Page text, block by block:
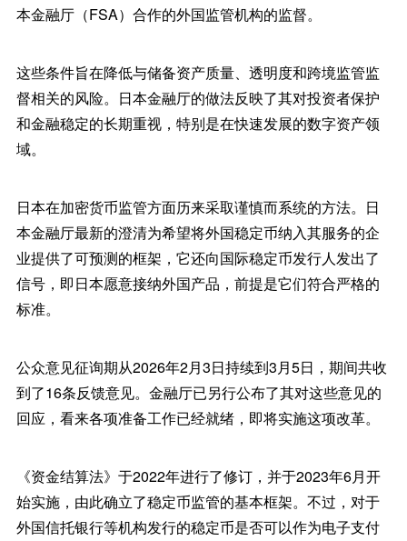
本金融厅（FSA）合作的外国监管机构的监督。
这些条件旨在降低与储备资产质量、透明度和跨境监管监
督相关的风险。日本金融厅的做法反映了其对投资者保护
和金融稳定的长期重视，特别是在快速发展的数字资产领
域。
日本在加密货币监管方面历来采取谨慎而系统的方法。日
本金融厅最新的澄清为希望将外国稳定币纳入其服务的企
业提供了可预测的框架，它还向国际稳定币发行人发出了
信号，即日本愿意接纳外国产品，前提是它们符合严格的
标准。
公众意见征询期从2026年2月3日持续到3月5日，期间共收
到了16条反馈意见。金融厅已另行公布了其对这些意见的
回应，看来各项准备工作已经就绪，即将实施这项改革。
《资金结算法》于2022年进行了修订，并于2023年6月开
始实施，由此确立了稳定币监管的基本框架。不过，对于
外国信托银行等机构发行的稳定币是否可以作为电子支付